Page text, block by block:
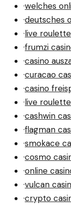
·welches
·deutsches
·live
·frumzi
·casino
·curacao
·casino
·live
·cashwin
·flagman
·smokace
·cosmo
·online
·vulcan
·crypto